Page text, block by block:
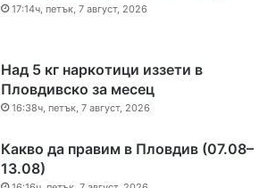
17:14ч, петък, 7 август, 2026
Над 5 кг наркотици иззети в
Пловдивско за месец
16:38ч, петък, 7 август, 2026
Какво да правим в Пловдив (07.08–
13.08)